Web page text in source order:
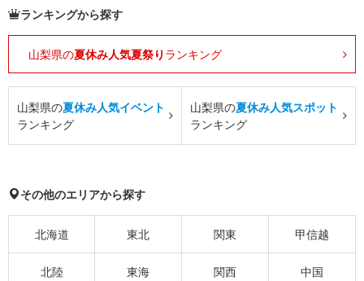
ランキングから探す
山梨県の夏休み人気夏祭り ランキング
山梨県の夏休み人気イベント
ランキング
山梨県の夏休み人気スポット
ランキング
その他のエリアから探す
北海道 東北 関東 甲信越
北陸 東海 関西 中国